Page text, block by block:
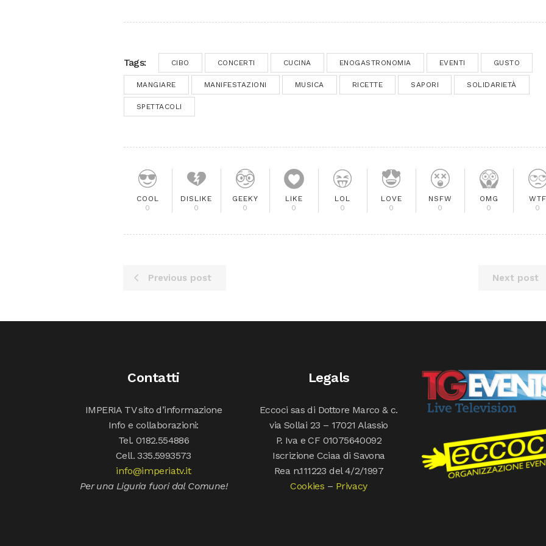
Tags: CIBO CONCERTI CUCINA ENOGASTRONOMIA EVENTI GUSTO
MANGIARE MANIFESTAZIONI MUSICA RICETTE SAPORI SOLIDARIETÀ
SPETTACOLI
COOL
0
DISLIKE
0
GEEKY
0
LIKE
0
LOL
0
LOVE
0
NSFW
0
OMG
0
WTF
0
Previous post Next post
Contatti
IMPERIA TV sito d’informazione
Info e collaborazioni:
Tel. 0182.554886
Cell. 335.5993573
info@imperiatv.it
Per una Liguria fuori dal Comune!
Legals
Eccoci sas di Dottore Marco & c.
via Sollai 23 – 17021 Alassio
P. Iva e CF 01075640092
Iscrizione Cciaa di Savona
Rea n.111223 del 4/2/1997
Cookies – Privacy